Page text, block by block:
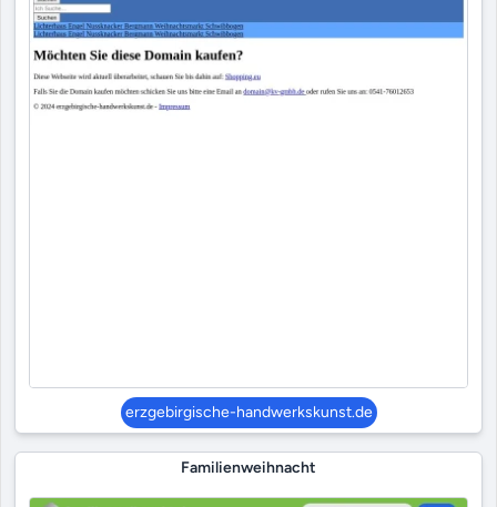
erzgebirgische-handwerkskunst.de
Familienweihnacht